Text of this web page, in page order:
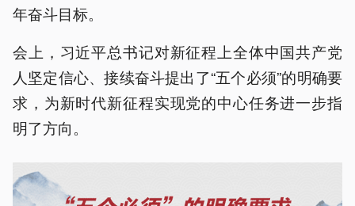
年奋斗目标。
会上，习近平总书记对新征程上全体中国共产党
人坚定信心、接续奋斗提出了“五个必须”的明确要
求，为新时代新征程实现党的中心任务进一步指
明了方向。